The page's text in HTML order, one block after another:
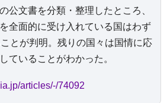
公文書を分類・整理したところ、
全面的に受け入れている国はわず
とが判明。残りの国々は国情に応
ていることがわかった。
articles/-/74092